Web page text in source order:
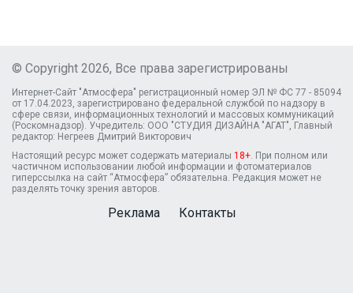
© Copyright 2026, Все права зарегистрированы
Интернет-Сайт "Атмосфера" регистрационный номер ЭЛ № ФС 77 - 85094
от 17.04.2023, зарегистрировано федеральной службой по надзору в
сфере связи, информационных технологий и массовых коммуникаций
(Роскомнадзор). Учредитель: ООО "СТУДИЯ ДИЗАЙНА "АГАТ", Главный
редактор: Негреев Дмитрий Викторович
Настоящий ресурс может содержать материалы 18+ . При полном или
частичном использовании любой информации и фотоматериалов
гиперссылка на сайт “Атмосфера” обязательна. Редакция может не
разделять точку зрения авторов.
Реклама Контакты